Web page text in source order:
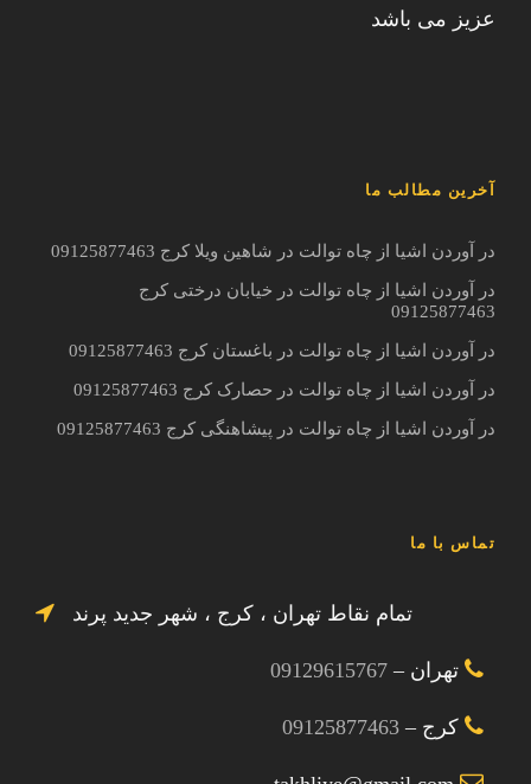
عزیز می باشد
آخرین مطالب ما
در آوردن اشیا از چاه توالت در شاهین ویلا کرج 09125877463
در آوردن اشیا از چاه توالت در خیابان درختی کرج
09125877463
در آوردن اشیا از چاه توالت در باغستان کرج 09125877463
در آوردن اشیا از چاه توالت در حصارک کرج 09125877463
در آوردن اشیا از چاه توالت در پیشاهنگی کرج 09125877463
تماس با ما
تمام نقاط تهران ، کرج ، شهر جدید پرند
تهران – 09129615767
کرج – 09125877463